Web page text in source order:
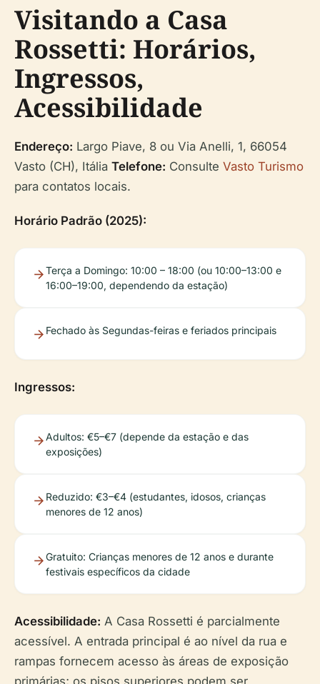
Visitando a Casa
Rossetti: Horários,
Ingressos,
Acessibilidade
Endereço: Largo Piave, 8 ou Via Anelli, 1, 66054
Vasto (CH), Itália Telefone: Consulte Vasto Turismo
para contatos locais.
Horário Padrão (2025):
Terça a Domingo: 10:00 – 18:00 (ou 10:00–13:00 e
16:00–19:00, dependendo da estação)
Fechado às Segundas-feiras e feriados principais
Ingressos:
Adultos: €5–€7 (depende da estação e das
exposições)
Reduzido: €3–€4 (estudantes, idosos, crianças
menores de 12 anos)
Gratuito: Crianças menores de 12 anos e durante
festivais específicos da cidade
Acessibilidade: A Casa Rossetti é parcialmente
acessível. A entrada principal é ao nível da rua e
rampas fornecem acesso às áreas de exposição
primárias; os pisos superiores podem ser